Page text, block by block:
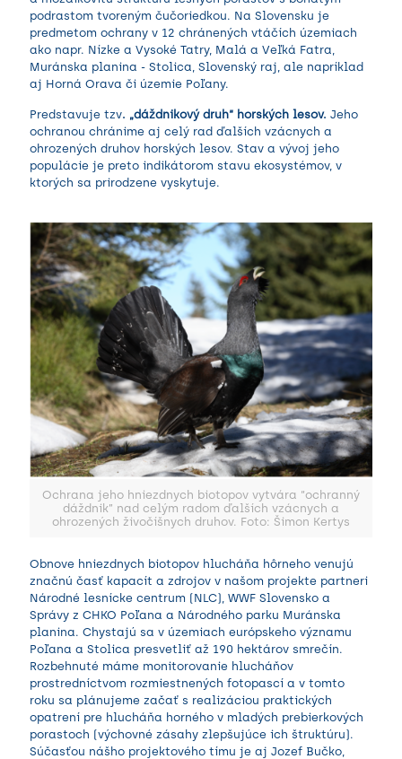
podrastom tvoreným čučoriedkou. Na Slovensku je
predmetom ochrany v 12 chránených vtáčích územiach
ako napr. Nízke a Vysoké Tatry, Malá a Veľká Fatra,
Muránska planina - Stolica, Slovenský raj, ale napríklad
aj Horná Orava či územie Poľany.
Predstavuje tzv. „dáždnikový druh“ horských lesov. Jeho
ochranou chránime aj celý rad ďalších vzácnych a
ohrozených druhov horských lesov. Stav a vývoj jeho
populácie je preto indikátorom stavu ekosystémov, v
ktorých sa prirodzene vyskytuje.
Ochrana jeho hniezdnych biotopov vytvára “ochranný
dáždnik” nad celým radom ďalších vzácnych a
ohrozených živočíšnych druhov. Foto: Šimon Kertys
Obnove hniezdnych biotopov hlucháňa hôrneho venujú
značnú časť kapacít a zdrojov v našom projekte partneri
Národné lesnícke centrum (NLC), WWF Slovensko a
Správy z CHKO Poľana a Národného parku Muránska
planina. Chystajú sa v územiach európskeho významu
Poľana a Stolica presvetliť až 190 hektárov smrečín.
Rozbehnuté máme monitorovanie hlucháňov
prostredníctvom rozmiestnených fotopascí a v tomto
roku sa plánujeme začať s realizáciou praktických
opatrení pre hlucháňa horného v mladých prebierkových
porastoch (výchovné zásahy zlepšujúce ich štruktúru).
Súčasťou nášho projektového tímu je aj Jozef Bučko,